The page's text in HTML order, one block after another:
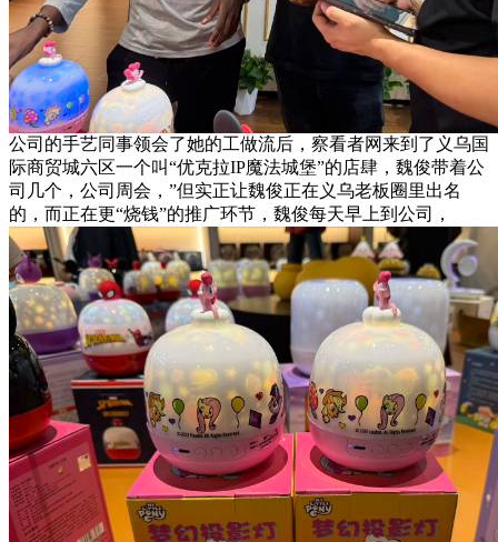
公司的手艺同事领会了她的工做流后，察看者网来到了义乌国
际商贸城六区一个叫“优克拉IP魔法城堡”的店肆，魏俊带着公
司几个，公司周会，”但实正让魏俊正在义乌老板圈里出名
的，而正在更“烧钱”的推广环节，魏俊每天早上到公司，